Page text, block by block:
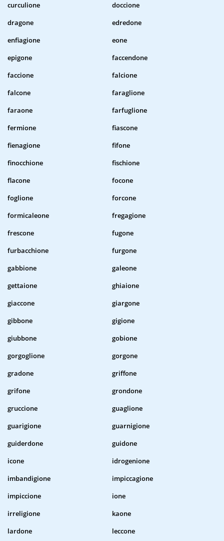
curculione
doccione
dragone
edredone
enfiagione
eone
epigone
faccendone
faccione
falcione
falcone
faraglione
faraone
farfuglione
fermione
fiascone
fienagione
fifone
finocchione
fischione
flacone
focone
foglione
forcone
formicaleone
fregagione
frescone
fugone
furbacchione
furgone
gabbione
galeone
gettaione
ghiaione
giaccone
giargone
gibbone
gigione
giubbone
gobione
gorgoglione
gorgone
gradone
griffone
grifone
grondone
gruccione
guaglione
guarigione
guarnigione
guiderdone
guidone
icone
idrogenione
imbandigione
impiccagione
impiccione
ione
irreligione
kaone
lardone
leccone